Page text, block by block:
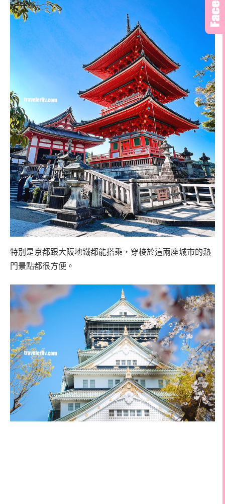
特別是京都跟大阪地鐵都能搭乘，穿梭於這兩座城市的熱
門景點都很方便。